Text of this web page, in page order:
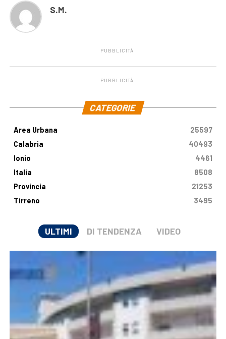
S.M.
PUBBLICITÀ
PUBBLICITÀ
CATEGORIE
Area Urbana
25597
Calabria
40493
Ionio
4461
Italia
8508
Provincia
21253
Tirreno
3495
ULTIMI DI TENDENZA VIDEO